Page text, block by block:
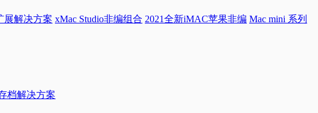
展解决方案 xMac Studio非编组合 2021全新iMAC苹果非编 Mac mini 系列
档解决方案